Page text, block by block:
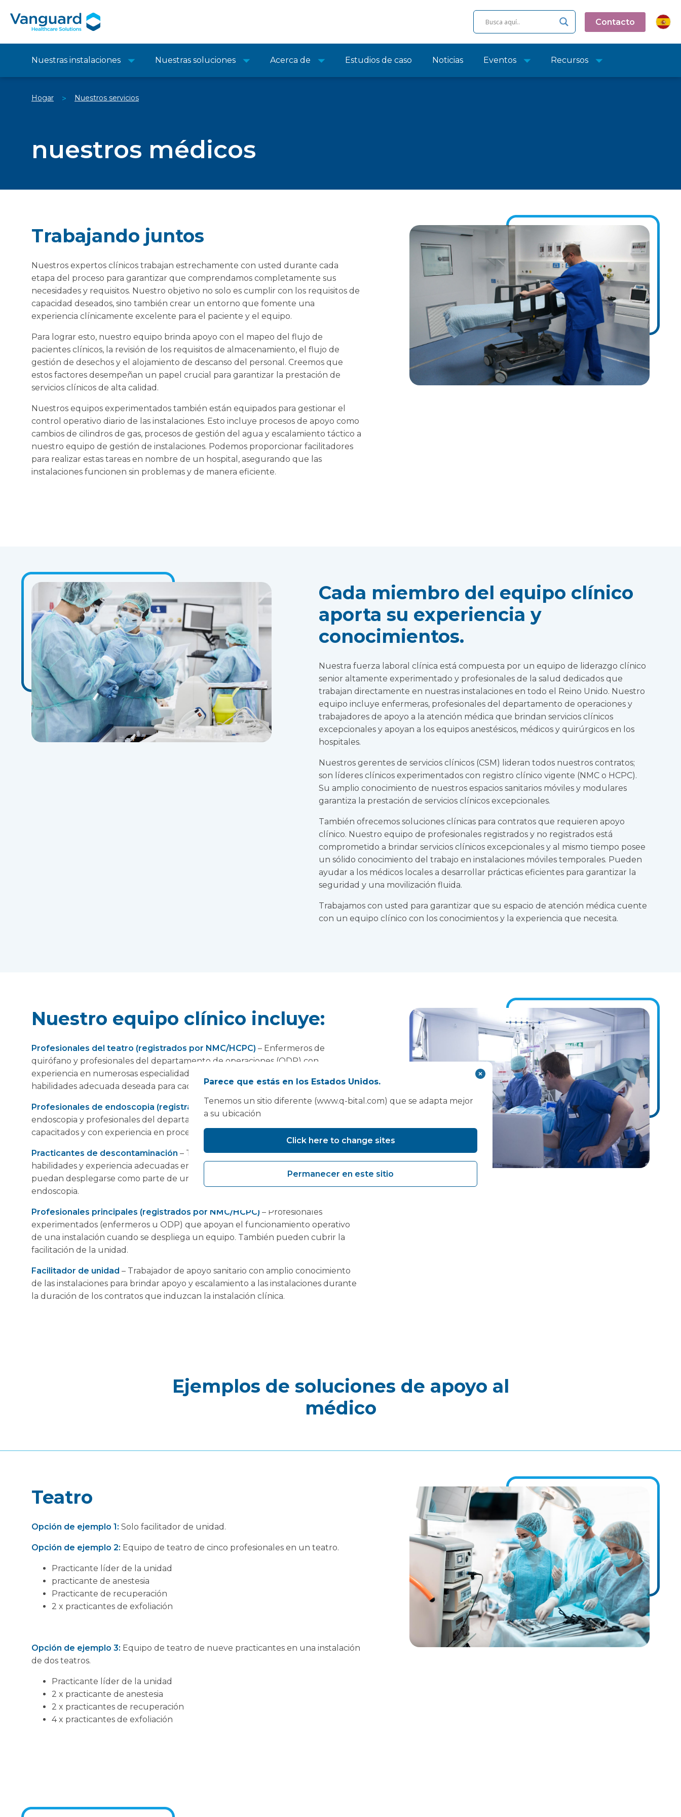
Contacto
Nuestras instalaciones Nuestras soluciones Acerca de Estudios de caso Noticias Eventos Recursos
Hogar > Nuestros servicios
nuestros médicos
Trabajando juntos
Nuestros expertos clínicos trabajan estrechamente con usted durante cada
etapa del proceso para garantizar que comprendamos completamente sus
necesidades y requisitos. Nuestro objetivo no solo es cumplir con los requisitos de
capacidad deseados, sino también crear un entorno que fomente una
experiencia clínicamente excelente para el paciente y el equipo.
Para lograr esto, nuestro equipo brinda apoyo con el mapeo del flujo de
pacientes clínicos, la revisión de los requisitos de almacenamiento, el flujo de
gestión de desechos y el alojamiento de descanso del personal. Creemos que
estos factores desempeñan un papel crucial para garantizar la prestación de
servicios clínicos de alta calidad.
Nuestros equipos experimentados también están equipados para gestionar el
control operativo diario de las instalaciones. Esto incluye procesos de apoyo como
cambios de cilindros de gas, procesos de gestión del agua y escalamiento táctico a
nuestro equipo de gestión de instalaciones. Podemos proporcionar facilitadores
para realizar estas tareas en nombre de un hospital, asegurando que las
instalaciones funcionen sin problemas y de manera eficiente.
Cada miembro del equipo clínico
aporta su experiencia y
conocimientos.
Nuestra fuerza laboral clínica está compuesta por un equipo de liderazgo clínico
senior altamente experimentado y profesionales de la salud dedicados que
trabajan directamente en nuestras instalaciones en todo el Reino Unido. Nuestro
equipo incluye enfermeras, profesionales del departamento de operaciones y
trabajadores de apoyo a la atención médica que brindan servicios clínicos
excepcionales y apoyan a los equipos anestésicos, médicos y quirúrgicos en los
hospitales.
Nuestros gerentes de servicios clínicos (CSM) lideran todos nuestros contratos;
son líderes clínicos experimentados con registro clínico vigente (NMC o HCPC).
Su amplio conocimiento de nuestros espacios sanitarios móviles y modulares
garantiza la prestación de servicios clínicos excepcionales.
También ofrecemos soluciones clínicas para contratos que requieren apoyo
clínico. Nuestro equipo de profesionales registrados y no registrados está
comprometido a brindar servicios clínicos excepcionales y al mismo tiempo posee
un sólido conocimiento del trabajo en instalaciones móviles temporales. Pueden
ayudar a los médicos locales a desarrollar prácticas eficientes para garantizar la
seguridad y una movilización fluida.
Trabajamos con usted para garantizar que su espacio de atención médica cuente
con un equipo clínico con los conocimientos y la experiencia que necesita.
Nuestro equipo clínico incluye:
Profesionales del teatro (registrados por NMC/HCPC) – Enfermeros de
quirófano y profesionales del departamento de operaciones (ODP) con
experiencia en numerosas especialidades seleccionados para la combinación de
habilidades adecuada deseada para cada contrato.
Profesionales de endoscopia (registrados en NMC/HCPC) – Enfermeros de
endoscopia y profesionales del departamento operativo (ODP) debidamente
capacitados y con experiencia en procedimientos diagnósticos y terapéuticos.
Practicantes de descontaminación – Trabajadores de apoyo sanitario con
habilidades y experiencia adecuadas en descontaminación de endoscopia que
puedan desplegarse como parte de un equipo completo de soluciones de
endoscopia.
Profesionales principales (registrados por NMC/HCPC) – Profesionales
experimentados (enfermeros u ODP) que apoyan el funcionamiento operativo
de una instalación cuando se despliega un equipo. También pueden cubrir la
facilitación de la unidad.
Facilitador de unidad – Trabajador de apoyo sanitario con amplio conocimiento
de las instalaciones para brindar apoyo y escalamiento a las instalaciones durante
la duración de los contratos que induzcan la instalación clínica.
Ejemplos de soluciones de apoyo al
médico
Teatro
Opción de ejemplo 1: Solo facilitador de unidad.
Opción de ejemplo 2: Equipo de teatro de cinco profesionales en un teatro.
Practicante líder de la unidad
practicante de anestesia
Practicante de recuperación
2 x practicantes de exfoliación
Opción de ejemplo 3: Equipo de teatro de nueve practicantes en una instalación
de dos teatros.
Practicante líder de la unidad
2 x practicante de anestesia
2 x practicantes de recuperación
4 x practicantes de exfoliación
Parece que estás en los Estados Unidos.
Tenemos un sitio diferente (www.q-bital.com) que se adapta mejor
a su ubicación
Click here to change sites
Permanecer en este sitio